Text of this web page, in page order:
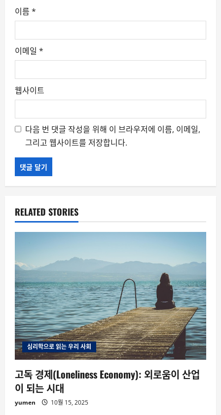
이름 *
이메일 *
웹사이트
다음 번 댓글 작성을 위해 이 브라우저에 이름, 이메일,
그리고 웹사이트를 저장합니다.
RELATED STORIES
심리학으로 읽는 우리 사회
고독 경제(Loneliness Economy): 외로움이 산업
이 되는 시대
yumen 10월 15, 2025